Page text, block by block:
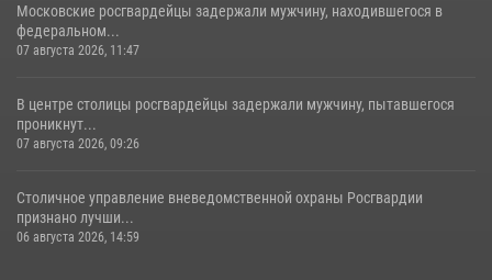
Московские росгвардейцы задержали мужчину, находившегося в
федеральном...
07 августа 2026, 11:47
В центре столицы росгвардейцы задержали мужчину, пытавшегося
проникнут...
07 августа 2026, 09:26
Столичное управление вневедомственной охраны Росгвардии
признано лучши...
06 августа 2026, 14:59